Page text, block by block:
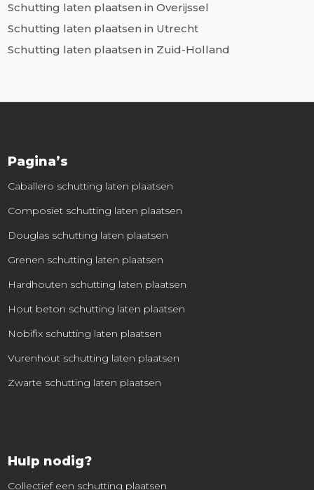
Schutting laten plaatsen in Overijssel
Schutting laten plaatsen in Utrecht
Schutting laten plaatsen in Zuid-Holland
Pagina’s
Caballero schutting laten plaatsen
Composiet schutting laten plaatsen
Douglas schutting laten plaatsen
Grenen schutting laten plaatsen
Hardhouten schutting laten plaatsen
Hout beton schutting laten plaatsen
Nobifix schutting laten plaatsen
Vurenhout schutting laten plaatsen
Zwarte schutting laten plaatsen
Hulp nodig?
Collectief een schutting plaatsen